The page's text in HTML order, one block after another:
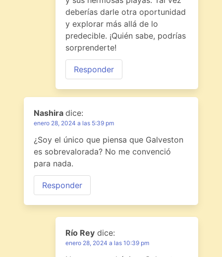
deberías darle otra oportunidad
y explorar más allá de lo
predecible. ¡Quién sabe, podrías
sorprenderte!
Responder
Nashira dice:
enero 28, 2024 a las 5:39 pm
¿Soy el único que piensa que Galveston
es sobrevalorada? No me convenció
para nada.
Responder
Río Rey dice:
enero 28, 2024 a las 10:39 pm